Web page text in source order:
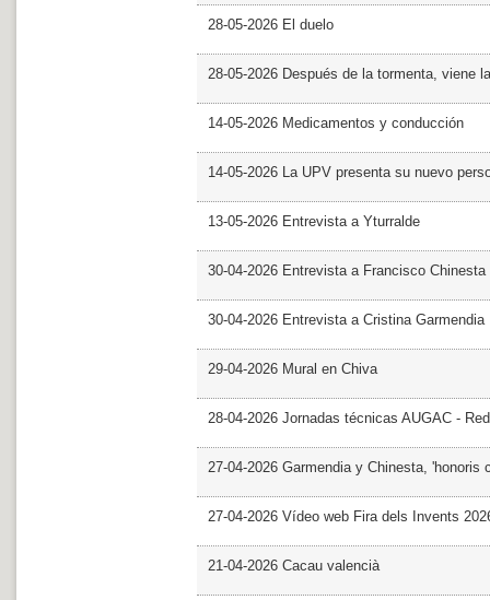
28-05-2026 El duelo
28-05-2026 Después de la tormenta, viene
14-05-2026 Medicamentos y conducción
14-05-2026 La UPV presenta su nuevo
13-05-2026 Entrevista a Yturralde
30-04-2026 Entrevista a Francisco Chinesta
30-04-2026 Entrevista a Cristina Garmendia
29-04-2026 Mural en Chiva
28-04-2026 Jornadas técnicas AUGAC -
27-04-2026 Garmendia y Chinesta, 'honoris
27-04-2026 Vídeo web Fira dels Invents
21-04-2026 Cacau valencià